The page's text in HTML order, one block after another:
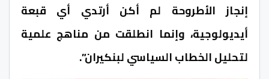
إنجاز الأطروحة لم أكن أرتدي أي قبعة
أيديولوجية، وإنما انطلقت من مناهج علمية
لتحليل الخطاب السياسي لبنكيران”.